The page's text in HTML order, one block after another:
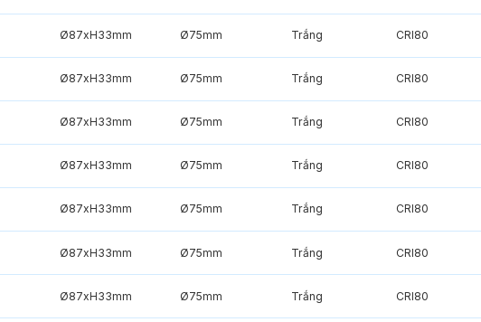
Ø87xH33mm Ø75mm Trắng CRI80
Ø87xH33mm Ø75mm Trắng CRI80
Ø87xH33mm Ø75mm Trắng CRI80
Ø87xH33mm Ø75mm Trắng CRI80
Ø87xH33mm Ø75mm Trắng CRI80
Ø87xH33mm Ø75mm Trắng CRI80
Ø87xH33mm Ø75mm Trắng CRI80